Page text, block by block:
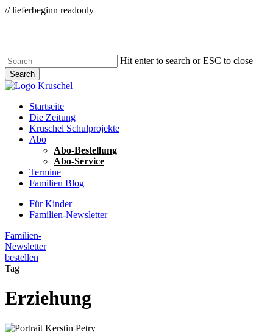
// lieferbeginn readonlyZum
content
Hit enter to search or ESC to close
Search
Close
Menu
Startseite
Die Zeitung
Kruschel Schulprojekte
Abo
Abo-Bestellung
Abo-Service
Termine
Familien Blog
Für Kinder
Familien-Newsletter
Familien-
Newsletter
bestellen
Tag
Erziehung
Kinderfilme: